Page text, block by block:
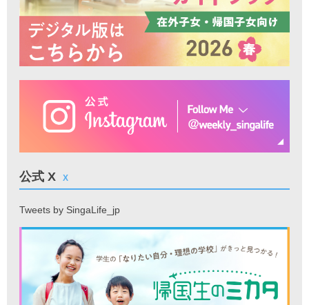
公式 X X
Tweets by SingaLife_jp